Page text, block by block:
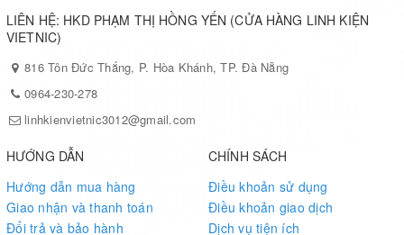
LIÊN HỆ: HKD PHẠM THỊ HỒNG YẾN (CỬA HÀNG LINH KIỆN
VIETNIC)
816 Tôn Đức Thắng, P. Hòa Khánh, TP. Đà Nẵng
0964-230-278
linhkienvietnic3012@gmail.com
HƯỚNG DẪN
Hướng dẫn mua hàng
Giao nhận và thanh toán
Đổi trả và bảo hành
CHÍNH SÁCH
Điều khoản sử dụng
Điều khoản giao dịch
Dịch vụ tiện ích